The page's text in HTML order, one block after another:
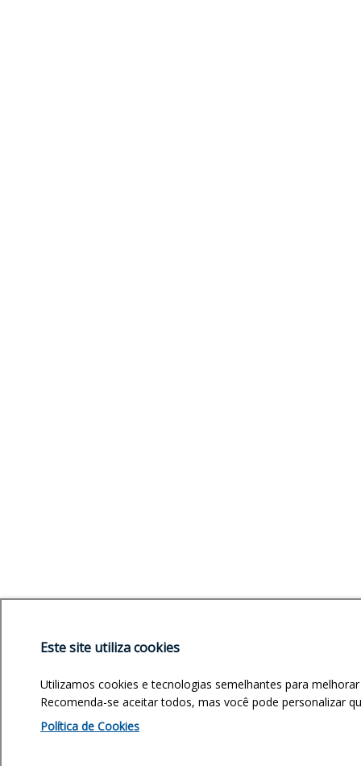
Este site utiliza cookies
Utilizamos cookies e tecnologias semelhantes para
Recomenda-se aceitar todos, mas você pode personalizar
Política de Cookies